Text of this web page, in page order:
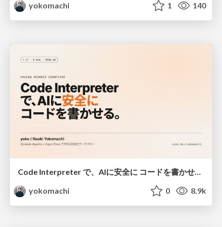
yokomachi
1 140
yokomachi
0 8.9k